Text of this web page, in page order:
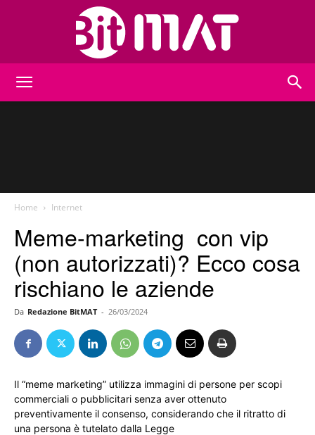
Home Internet
Meme-marketing con vip
(non autorizzati)? Ecco cosa
rischiano le aziende
Da Redazione BitMAT - 26/03/2024
Il “meme marketing” utilizza immagini di persone per scopi
commerciali o pubblicitari senza aver ottenuto
preventivamente il consenso, considerando che il ritratto di
una persona è tutelato dalla Legge